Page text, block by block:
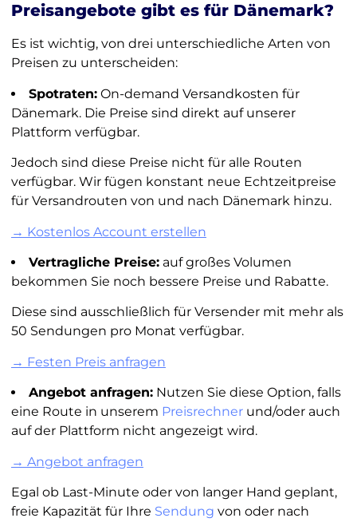
Preisangebote gibt es für Dänemark?
Es ist wichtig, von drei unterschiedliche Arten von
Preisen zu unterscheiden:
Spotraten:On-demand Versandkosten für
Dänemark. Die Preise sind direkt auf unserer
Plattform verfügbar.
Jedoch sind diese Preise nicht für alle Routen
verfügbar. Wir fügen konstant neue Echtzeitpreise
für Versandrouten von und nach Dänemark hinzu.
→ Kostenlos Account erstellen
Vertragliche Preise:auf großes Volumen
bekommen Sie noch bessere Preise und Rabatte.
Diese sind ausschließlich für Versender mit mehr als
50 Sendungen pro Monat verfügbar.
→ Festen Preis anfragen
Angebot anfragen:Nutzen Sie diese Option, falls
eine Route in unserem Preisrechnerund/oder auch
auf der Plattform nicht angezeigt wird.
→ Angebot anfragen
Egal ob Last-Minute oder von langer Hand geplant,
freie Kapazität für Ihre Sendung von oder nach